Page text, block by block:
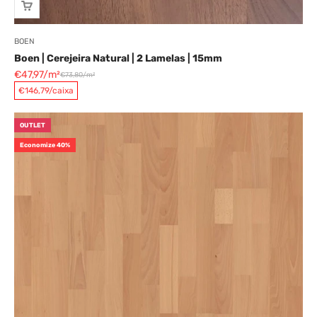
BOEN
Boen | Cerejeira Natural | 2 Lamelas | 15mm
Preço promocional
€47,97/m²€73,80/m²
€146,79/caixa
OUTLET
Economize 40%